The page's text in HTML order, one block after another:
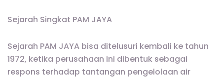
Sejarah Singkat PAM JAYA
Sejarah PAM JAYA bisa ditelusuri kembali ke tahun
1972, ketika perusahaan ini dibentuk sebagai
respons terhadap tantangan pengelolaan air